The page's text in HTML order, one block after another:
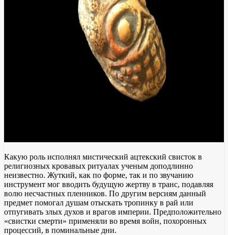
Какую роль исполнял мистический ацтекский свисток в
религиозных кровавых ритуалах ученым доподлинно
неизвестно. Жуткий, как по форме, так и по звучанию
инструмент мог вводить будущую жертву в транс, подавляя
волю несчастных пленников. По другим версиям данный
предмет помогал душам отыскать тропинку в рай или
отпугивать злых духов и врагов империи. Предположительно
«свистки смерти» применяли во время войн, похоронных
процессий, в поминальные дни.